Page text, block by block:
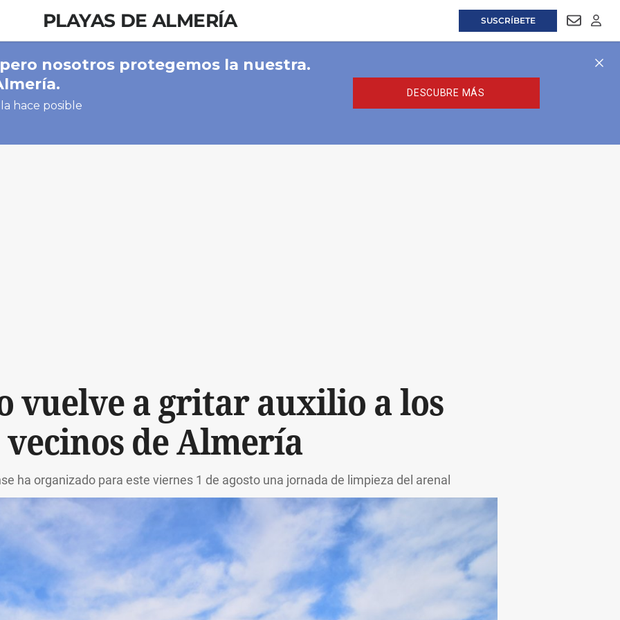
SUSCRÍBETE
PLAYAS DE ALMERÍA
vuelve a gritar auxilio a los
vecinos de Almería
ha organizado para este viernes 1 de agosto una jornada de limpieza del arenal